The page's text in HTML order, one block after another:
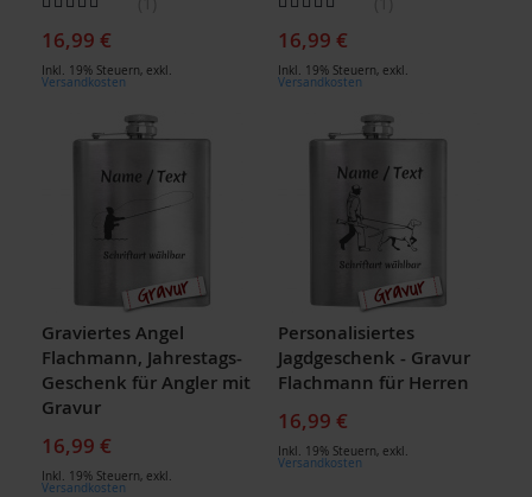
16,99 €
Inkl. 19% Steuern, exkl.
Versandkosten
16,99 €
Inkl. 19% Steuern, exkl.
Versandkosten
Graviertes Angel
Flachmann, Jahrestags-
Geschenk für Angler mit
Gravur
16,99 €
Inkl. 19% Steuern, exkl.
Versandkosten
Personalisiertes
Jagdgeschenk - Gravur
Flachmann für Herren
16,99 €
Inkl. 19% Steuern, exkl.
Versandkosten